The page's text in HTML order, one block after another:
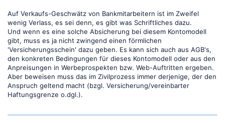
oder 4 Euro bezahlt haben zzg der Kreditkarte und der
Sachbearbeiter hat uns dieses XXL Konto Modell verkauft und kann
mich genau an das Gespräch erinnern, es wurde ein Fokus auf die
Cyber Sicherheit gelegt
Aber, wenn es eine Versicherung ist, dann sollte doch ein
Versicherungsschein vorhanden sein, ist es aber nicht, haben nur die
Unterlagen von der Umwandlung von S-Giro Flex auf S-Giro Classic
auf Girokonto XXL
Auf Verkaufs-Geschwätz von Bankmitarbeitern ist im Zweifel
wenig Verlass, es sei denn, es gibt was Schriftliches dazu.
Und wenn es eine solche Absicherung bei diesem Kontomodell
gibt, muss es ja nicht zwingend einen förmlichen
'Versicherungsschein' dazu geben. Es kann sich auch aus AGB's,
den konkreten Bedingungen für dieses Kontomodell oder aus den
Anpreisungen in Werbeprospekten bzw. Web-Auftritten ergeben.
Aber beweisen muss das im Zivilprozess immer derjenige, der den
Anspruch geltend macht (bzgl. Versicherung/vereinbarter
Haftungsgrenze o.dgl.).